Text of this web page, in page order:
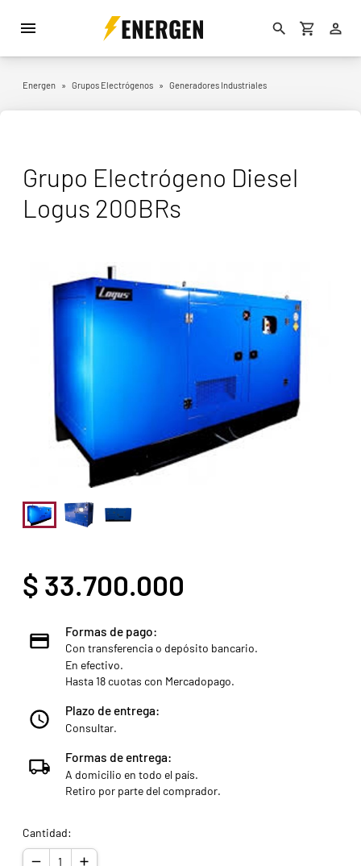
ENERGEN
Energen » Grupos Electrógenos » Generadores Industriales
Grupo Electrógeno Diesel
Logus 200BRs
$ 33.700.000
Formas de pago:
Con transferencia o depósito bancario.
En efectivo.
Hasta 18 cuotas con Mercadopago.
Plazo de entrega:
Consultar.
Formas de entrega:
A domicilio en todo el país.
Retiro por parte del comprador.
Cantidad: